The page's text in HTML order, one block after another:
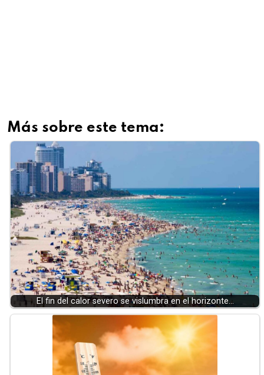
Más sobre este tema:
El fin del calor severo se vislumbra en el horizonte…